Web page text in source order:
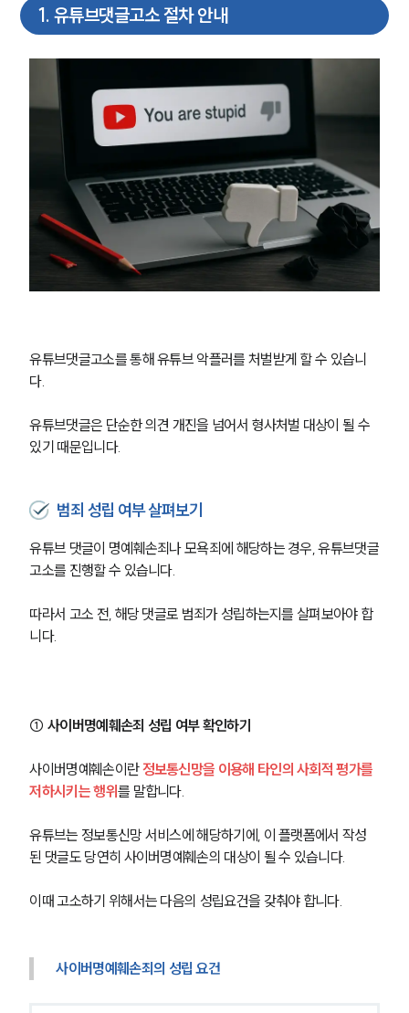
1. 유튜브댓글고소 절차 안내
유튜브댓글고소를 통해 유튜브 악플러를 처벌받게 할 수 있습니
다.
유튜브댓글은 단순한 의견 개진을 넘어서 형사처벌 대상이 될 수
있기 때문입니다.
범죄 성립 여부 살펴보기
유튜브 댓글이 명예훼손죄나 모욕죄에 해당하는 경우, 유튜브댓글
고소를 진행할 수 있습니다.
따라서 고소 전, 해당 댓글로 범죄가 성립하는지를 살펴보아야 합
니다.
① 사이버명예훼손죄 성립 여부 확인하기
사이버명예훼손이란 정보통신망을 이용해 타인의 사회적 평가를
저하시키는 행위를 말합니다.
유튜브는 정보통신망 서비스에 해당하기에, 이 플랫폼에서 작성
된 댓글도 당연히 사이버명예훼손의 대상이 될 수 있습니다.
이때 고소하기 위해서는 다음의 성립요건을 갖춰야 합니다.
사이버명예훼손죄의 성립 요건